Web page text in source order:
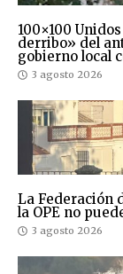
100×100
derribo» del
gobierno local
3 agosto 2026
La Federación
la OPE no
3 agosto 2026